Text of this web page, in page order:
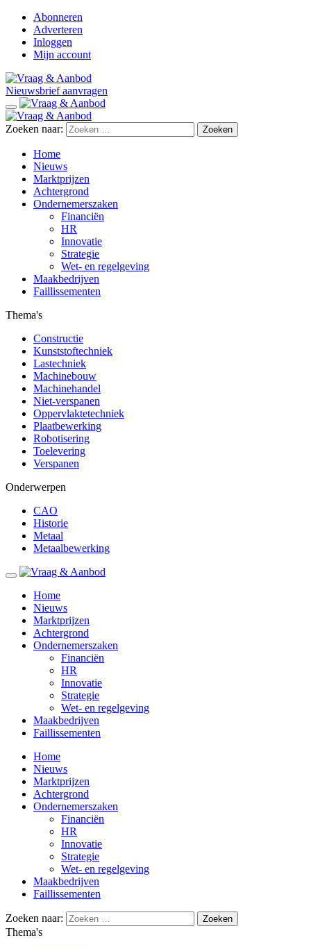
Abonneren
Adverteren
Inloggen
Mijn account
Nieuwsbrief aanvragen
Zoeken naar:
Home
Nieuws
Marktprijzen
Achtergrond
Ondernemerszaken
Financiën
HR
Innovatie
Strategie
Wet- en regelgeving
Maakbedrijven
Faillissementen
Thema's
Constructie
Kunststoftechniek
Lastechniek
Machinebouw
Machinehandel
Niet-verspanen
Oppervlaktetechniek
Plaatbewerking
Robotisering
Toelevering
Verspanen
Onderwerpen
CAO
Historie
Metaal
Metaalbewerking
Home
Nieuws
Marktprijzen
Achtergrond
Ondernemerszaken
Financiën
HR
Innovatie
Strategie
Wet- en regelgeving
Maakbedrijven
Faillissementen
Home
Nieuws
Marktprijzen
Achtergrond
Ondernemerszaken
Financiën
HR
Innovatie
Strategie
Wet- en regelgeving
Maakbedrijven
Faillissementen
Zoeken naar:
Thema's